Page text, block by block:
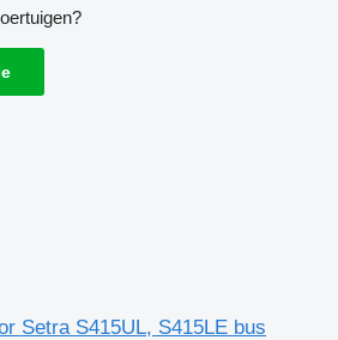
Setra S415UL, S415LE bus